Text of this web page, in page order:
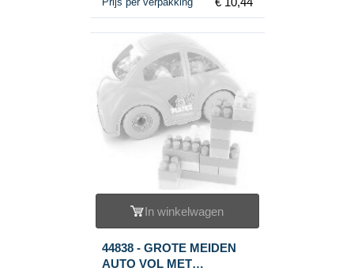
In winkelwagen
44838 - GROTE MEIDEN
AUTO VOL MET